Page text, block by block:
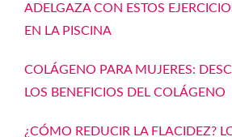
ADELGAZA CON ESTOS
EN LA PISCINA
COLÁGENO PARA MUJERES:
LOS BENEFICIOS DEL COLÁGENO
¿CÓMO REDUCIR LA FLACIDEZ?